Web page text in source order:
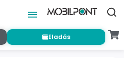
Eladás